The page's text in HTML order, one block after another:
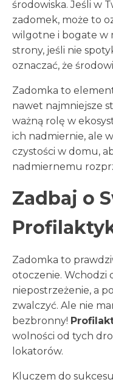
środowiska. Jeśli w
zadomek, może to
wilgotne i bogate w
strony, jeśli nie
oznaczać, że
Zadomka to
nawet najmniejsze
ważną rolę w
ich nadmiernie, ale
czystości w domu,
nadmiernemu
Zadbaj o
Zadomka to
otoczenie. Wchodzi
niepostrzeżenie, a
zwalczyć. Ale nie
bezbronny!
wolności od tych
lokatorów.
Kluczem do